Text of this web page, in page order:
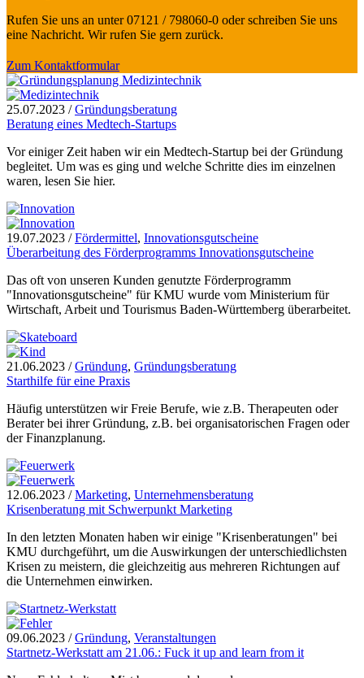
Rufen Sie uns an unter 07121 / 798060-0 oder schreiben Sie uns
eine Nachricht. Wir rufen Sie gern zurück.
Zum Kontaktformular
25.07.2023 /Gründungsberatung
Beratung eines Medtech-Startups
Vor einiger Zeit haben wir ein Medtech-Startup bei der Gründung
begleitet. Um was es ging und welche Schritte dies im einzelnen
waren, lesen Sie hier.
19.07.2023 /Fördermittel, Innovationsgutscheine
Überarbeitung des Förderprogramms Innovationsgutscheine
Das oft von unseren Kunden genutzte Förderprogramm
"Innovationsgutscheine" für KMU wurde vom Ministerium für
Wirtschaft, Arbeit und Tourismus Baden-Württemberg überarbeitet.
21.06.2023 /Gründung, Gründungsberatung
Starthilfe für eine Praxis
Häufig unterstützen wir Freie Berufe, wie z.B. Therapeuten oder
Berater bei ihrer Gründung, z.B. bei organisatorischen Fragen oder
der Finanzplanung.
12.06.2023 /Marketing, Unternehmensberatung
Krisenberatung mit Schwerpunkt Marketing
In den letzten Monaten haben wir einige "Krisenberatungen" bei
KMU durchgeführt, um die Auswirkungen der unterschiedlichsten
Krisen zu meistern, die gleichzeitig aus mehreren Richtungen auf
die Unternehmen einwirken.
09.06.2023 /Gründung, Veranstaltungen
Startnetz-Werkstatt am 21.06.: Fuck it up and learn from it